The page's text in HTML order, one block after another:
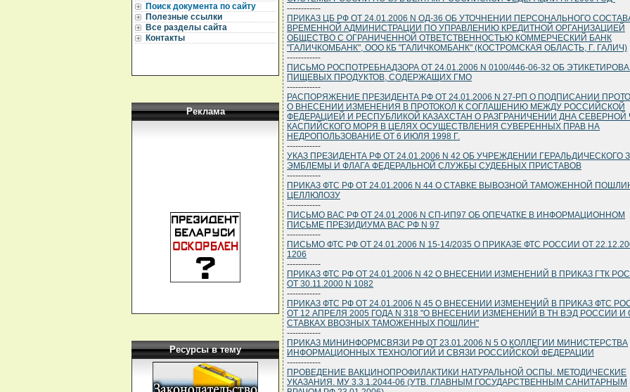
Поиск документа по сайту
Полезные ссылки
Все разделы сайта
Контакты
Реклама
Ресурсы в тему
------------
ПРИКАЗ ЦБ РФ ОТ 24.01.2006 N ОД-36 ОБ УТОЧНЕНИИ ПЕРСОНАЛЬНОГО
ВРЕМЕННОЙ АДМИНИСТРАЦИИ ПО УПРАВЛЕНИЮ КРЕДИТНОЙ ОРГАНИЗАЦИЕЙ
ОБЩЕСТВО С ОГРАНИЧЕННОЙ ОТВЕТСТВЕННОСТЬЮ КОММЕРЧЕСКИЙ БАНК
"ГАЛИЧКОМБАНК", ООО КБ "ГАЛИЧКОМБАНК" (КОСТРОМСКАЯ ОБЛАСТЬ, Г. ГАЛИЧ)
------------
ПИСЬМО РОСПОТРЕБНАДЗОРА ОТ 24.01.2006 N 0100/446-06-32 ОБ
ПИЩЕВЫХ ПРОДУКТОВ, СОДЕРЖАЩИХ ГМО
------------
РАСПОРЯЖЕНИЕ ПРЕЗИДЕНТА РФ ОТ 24.01.2006 N 27-РП О ПОДПИСАНИИ
О ВНЕСЕНИИ ИЗМЕНЕНИЯ В ПРОТОКОЛ К СОГЛАШЕНИЮ МЕЖДУ РОССИЙСКОЙ
ФЕДЕРАЦИЕЙ И РЕСПУБЛИКОЙ КАЗАХСТАН О РАЗГРАНИЧЕНИИ ДНА СЕВЕРНОЙ
КАСПИЙСКОГО МОРЯ В ЦЕЛЯХ ОСУЩЕСТВЛЕНИЯ СУВЕРЕННЫХ ПРАВ НА
НЕДРОПОЛЬЗОВАНИЕ ОТ 6 ИЮЛЯ 1998 Г.
------------
УКАЗ ПРЕЗИДЕНТА РФ ОТ 24.01.2006 N 42 ОБ УЧРЕЖДЕНИИ ГЕРАЛЬДИЧЕСКОГО
ЭМБЛЕМЫ И ФЛАГА ФЕДЕРАЛЬНОЙ СЛУЖБЫ СУДЕБНЫХ ПРИСТАВОВ
------------
ПРИКАЗ ФТС РФ ОТ 24.01.2006 N 44 О СТАВКЕ ВЫВОЗНОЙ ТАМОЖЕННОЙ
ЦЕЛЛЮЛОЗУ
------------
ПИСЬМО ВАС РФ ОТ 24.01.2006 N СП-ИП97 ОБ ОПЕЧАТКЕ В ИНФОРМАЦИОННОМ
ПИСЬМЕ ПРЕЗИДИУМА ВАС РФ N 97
------------
ПИСЬМО ФТС РФ ОТ 24.01.2006 N 15-14/2035 О ПРИКАЗЕ ФТС РОССИИ ОТ
1206
------------
ПРИКАЗ ФТС РФ ОТ 24.01.2006 N 42 О ВНЕСЕНИИ ИЗМЕНЕНИЙ В ПРИКАЗ ГТК
ОТ 30.11.2000 N 1082
------------
ПРИКАЗ ФТС РФ ОТ 24.01.2006 N 45 О ВНЕСЕНИИ ИЗМЕНЕНИЙ В ПРИКАЗ ФТС
ОТ 12 АПРЕЛЯ 2005 ГОДА N 318 "О ВНЕСЕНИИ ИЗМЕНЕНИЙ В ТН ВЭД РОССИИ И
СТАВКАХ ВВОЗНЫХ ТАМОЖЕННЫХ ПОШЛИН"
------------
ПРИКАЗ МИНИНФОРМСВЯЗИ РФ ОТ 23.01.2006 N 5 О КОЛЛЕГИИ МИНИСТЕРСТВА
ИНФОРМАЦИОННЫХ ТЕХНОЛОГИЙ И СВЯЗИ РОССИЙСКОЙ ФЕДЕРАЦИИ
------------
ПРОВЕДЕНИЕ ВАКЦИНОПРОФИЛАКТИКИ НАТУРАЛЬНОЙ ОСПЫ. МЕТОДИЧЕСКИЕ
УКАЗАНИЯ. МУ 3.3.1.2044-06 (УТВ. ГЛАВНЫМ ГОСУДАРСТВЕННЫМ САНИТАРНЫМ